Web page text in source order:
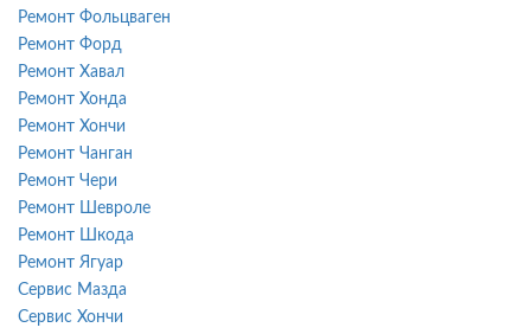
Ремонт Фольцваген
Ремонт Форд
Ремонт Хавал
Ремонт Хонда
Ремонт Хончи
Ремонт Чанган
Ремонт Чери
Ремонт Шевроле
Ремонт Шкода
Ремонт Ягуар
Сервис Мазда
Сервис Хончи